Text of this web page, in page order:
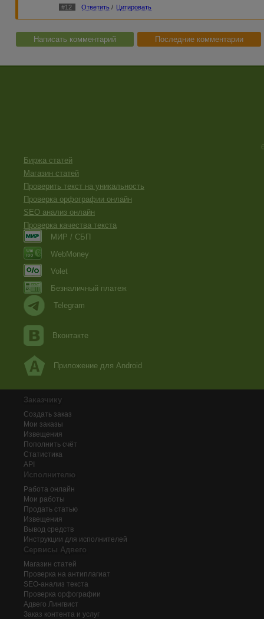
#12 Ответить / Цитировать
Написать комментарий Последние комментарии
Биржа статей
Магазин статей
Проверить текст на уникальность
Проверка орфографии онлайн
SEO анализ онлайн
Проверка качества текста
МИР / СБП
WebMoney
Volet
Безналичный платеж
Telegram
Вконтакте
Приложение для Android
Заказчику
Создать заказ
Мои заказы
Извещения
Пополнить счёт
Статистика
API
Исполнителю
Работа онлайн
Мои работы
Продать статью
Извещения
Вывод средств
Инструкции для исполнителей
Сервисы Адвего
Магазин статей
Проверка на антиплагиат
SEO-анализ текста
Проверка орфографии
Адвего Лингвист
Заказ контента и услуг